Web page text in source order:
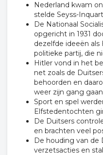
Nederland kwam
stelde Seyss-
De Nationaal
opgericht in 1931
dezelfde ideeën als
politieke partij, die
Hitler vond in het
net zoals de
behoorden en
weer zijn gang
Sport en spel
Elfstedentochten
De Duitsers
en brachten veel
De houding van de
verzetsacties en